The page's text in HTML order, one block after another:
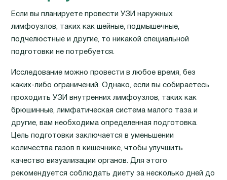
Если вы планируете провести УЗИ наружных
лимфоузлов, таких как шейные, подмышечные,
подчелюстные и другие, то никакой специальной
подготовки не потребуется.
Исследование можно провести в любое время, без
каких-либо ограничений. Однако, если вы собираетесь
проходить УЗИ внутренних лимфоузлов, таких как
брюшинные, лимфатическая система малого таза и
другие, вам необходима определенная подготовка.
Цель подготовки заключается в уменьшении
количества газов в кишечнике, чтобы улучшить
качество визуализации органов. Для этого
рекомендуется соблюдать диету за несколько дней до